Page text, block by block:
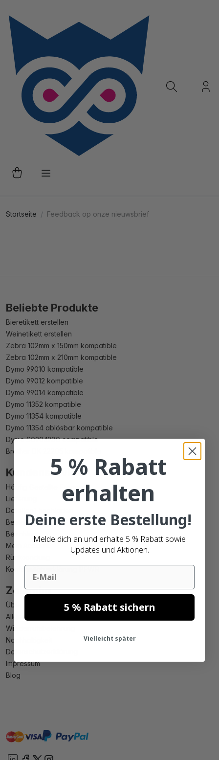
Startseite Feedback op onze nieuwsbrief
Beliebte Produkte
Bieretikett erstellen
Weinetikett erstellen
Zebra 102mm x 150mm kompatible
Zebra 102mm x 210mm kompatible
Dymo 99010 kompatible
Dymo 99012 kompatible
Dymo 99014 kompatible
Dymo 11352 kompatible
Dymo 11354 kompatible
Dymo 11354 ablösbar kompatible
Dymo S0904980 compatible
Brother DK 22205 kompatible
Kundenservice
Häufig Gestellte Fragen
Lieferung
Datei(en) hochladen
Bestellung
Bezahlung
Mein Account
Rücksendung
Konformitätserklärung PPWR
Zolemba
Über Zolemba
Allgemeine Geschäftsbedingungen
Wiederrufsbelehrung
Nachhaltigkeit
Datenschutzerklärung
Impressum
Blog
mastervisa paypal
5 % Rabatt
erhalten
Deine erste Bestellung!
Melde dich an und erhalte 5 % Rabatt sowie
Updates und Aktionen.
Email
5 % Rabatt sichern
Vielleicht später